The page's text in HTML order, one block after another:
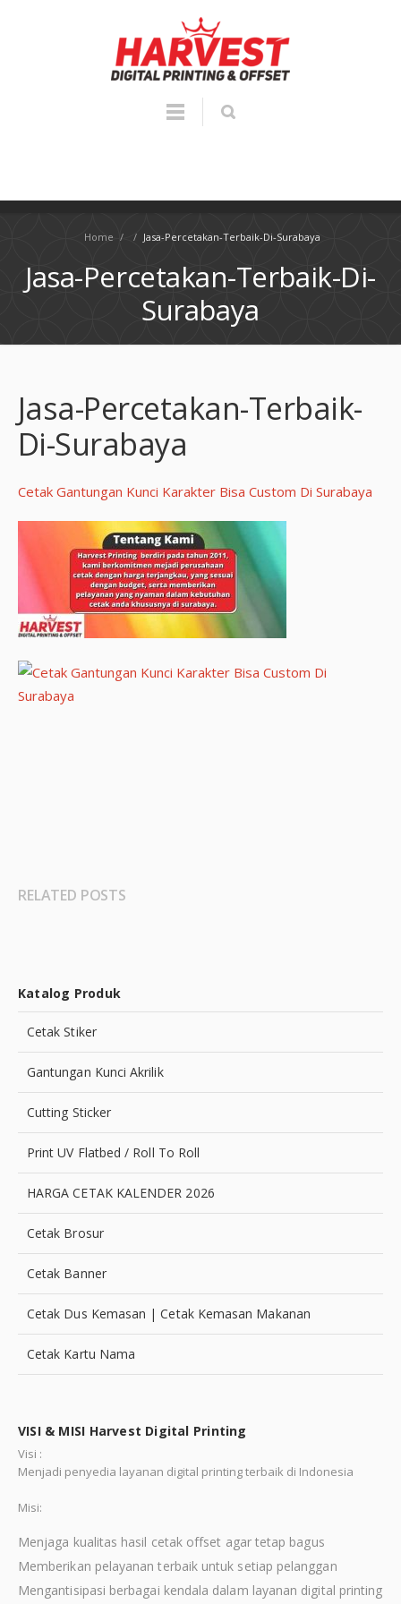
Home / / Jasa-Percetakan-Terbaik-Di-Surabaya
Jasa-Percetakan-Terbaik-Di-
Surabaya
Jasa-Percetakan-Terbaik-
Di-Surabaya
Cetak Gantungan Kunci Karakter Bisa Custom Di Surabaya
RELATED POSTS
Katalog Produk
Cetak Stiker
Gantungan Kunci Akrilik
Cutting Sticker
Print UV Flatbed / Roll To Roll
HARGA CETAK KALENDER 2026
Cetak Brosur
Cetak Banner
Cetak Dus Kemasan | Cetak Kemasan Makanan
Cetak Kartu Nama
VISI & MISI Harvest Digital Printing
Visi :
Menjadi penyedia layanan digital printing terbaik di Indonesia
Misi:
Menjaga kualitas hasil cetak offset agar tetap bagus
Memberikan pelayanan terbaik untuk setiap pelanggan
Mengantisipasi berbagai kendala dalam layanan digital printing